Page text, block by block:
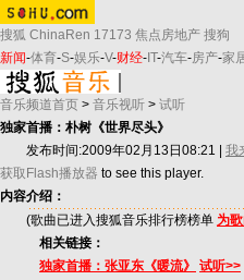
搜狐 ChinaRen 17173 焦点房地产 搜狗
新闻-体育-S-娱乐-V-财经- IT-汽车-房产-家
音乐频道首页 > 音乐视听 > 试听
独家首播：朴树《世界尽头》
发布时间:2009年02月13日08:21 | 我
获取Flash播放器 to see this player.
内容介绍：
(歌曲已进入搜狐音乐排行榜榜单 为
相关链接：
独家首播：张亚东《暖流》
试听>>